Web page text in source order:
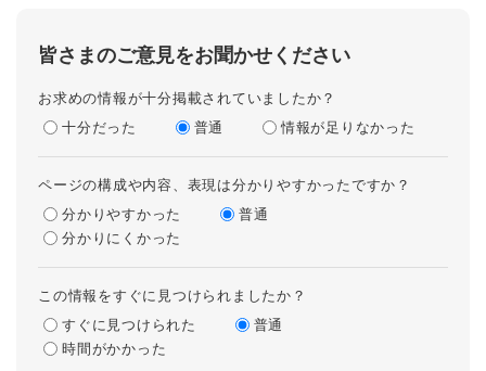
皆さまのご意見をお聞かせください
お求めの情報が十分掲載されていましたか？
十分だった
普通 情報が足りなかった
ページの構成や内容、表現は分かりやすかったですか？
分かりやすかった
普通
分かりにくかった
この情報をすぐに見つけられましたか？
すぐに見つけられた
普通
時間がかかった